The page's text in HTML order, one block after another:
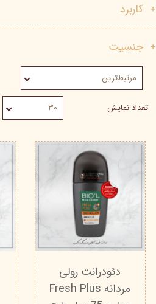
کاربرد
جنسیت
مرتبط‌ترین
تعداد نمایش ۳۰
دئودرانت رولی
مردانه Fresh Plus